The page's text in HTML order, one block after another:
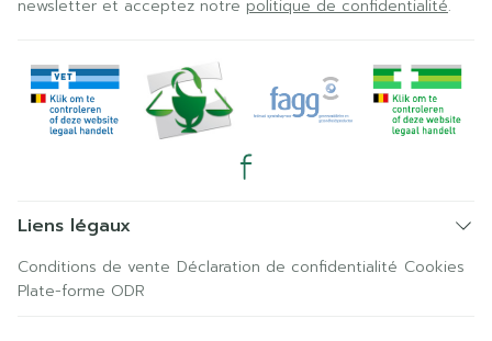
newsletter et acceptez notre politique de confidentialité.
Liens légaux
Conditions de vente Déclaration de confidentialité Cookies
Plate-forme ODR